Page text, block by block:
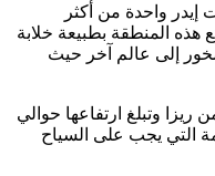
واحدة من أكثر
هذه المنطقة بطبيعة خلابة
إلى عالم آخر حيث
بعد قرابة 30 دقيقة من ريزا وتبلغ ارتفاعها حوالي
التي يجب على السياح